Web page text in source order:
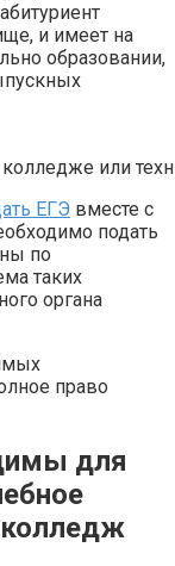
и имеет на
образовании,
или
ЕГЭ вместе с
подать
по
таких
органа
право
для
колледж